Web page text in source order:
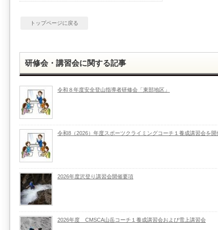
トップページに戻る
研修会・講習会に関する記事
令和８年度安全登山指導者研修会「東部地区」
令和8（2026）年度スポーツクライミングコーチ１養成講習会を開
2026年度沢登り講習会開催要項
2026年度 CMSCA山岳コーチ１養成講習会および雪上講習会